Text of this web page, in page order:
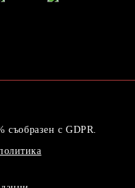
с GDPR.